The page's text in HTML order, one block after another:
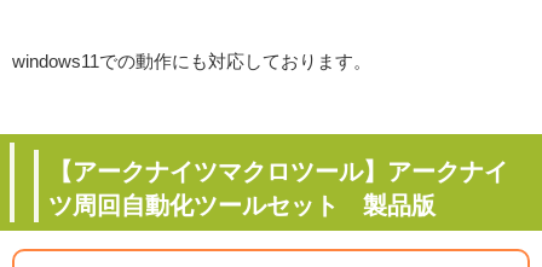
windows11での動作にも対応しております。
【アークナイツマクロツール】アークナイ
ツ周回自動化ツールセット 製品版